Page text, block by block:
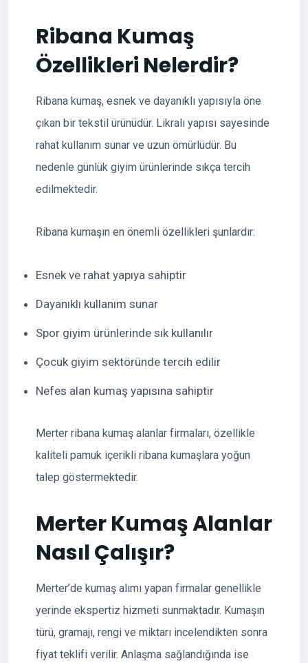
Ribana Kumaş
Özellikleri Nelerdir?
Ribana kumaş, esnek ve dayanıklı yapısıyla öne
çıkan bir tekstil ürünüdür. Likralı yapısı sayesinde
rahat kullanım sunar ve uzun ömürlüdür. Bu
nedenle günlük giyim ürünlerinde sıkça tercih
edilmektedir.
Ribana kumaşın en önemli özellikleri şunlardır:
Esnek ve rahat yapıya sahiptir
Dayanıklı kullanım sunar
Spor giyim ürünlerinde sık kullanılır
Çocuk giyim sektöründe tercih edilir
Nefes alan kumaş yapısına sahiptir
Merter ribana kumaş alanlar firmaları, özellikle
kaliteli pamuk içerikli ribana kumaşlara yoğun
talep göstermektedir.
Merter Kumaş Alanlar
Nasıl Çalışır?
Merter’de kumaş alımı yapan firmalar genellikle
yerinde ekspertiz hizmeti sunmaktadır. Kumaşın
türü, gramajı, rengi ve miktarı incelendikten sonra
fiyat teklifi verilir. Anlaşma sağlandığında ise